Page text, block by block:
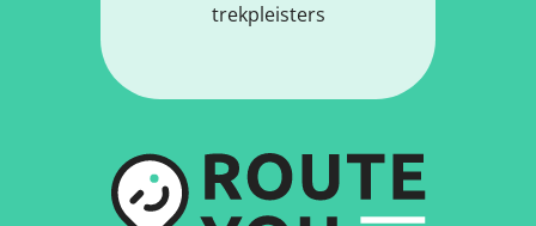
trekpleisters